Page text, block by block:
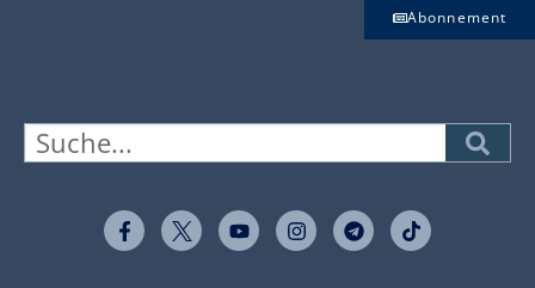
Abonnement